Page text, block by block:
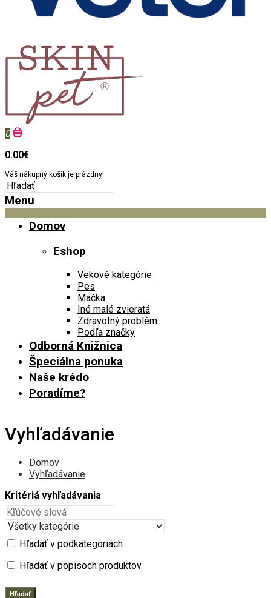
0
0.00€
Váš nákupný košík je prázdny!
Menu
Domov
Eshop
Vekové kategórie
Pes
Mačka
Iné malé zvieratá
Zdravotný problém
Podľa značky
Odborná Knižnica
Špeciálna ponuka
Naše krédo
Poradíme?
Vyhľadávanie
Domov
Vyhľadávanie
Kritériá vyhľadávania
Hľadať v podkategóriách
Hľadať v popisoch produktov